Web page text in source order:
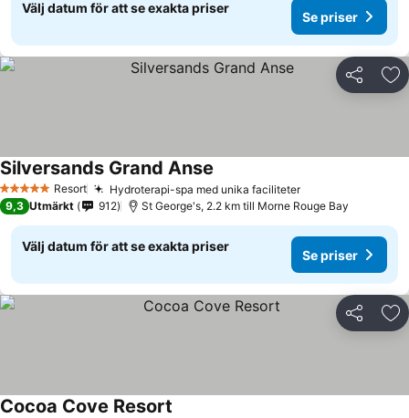
Välj datum för att se exakta priser
Se priser
Dela
5 Stjärnor Resort Hydroterapi-spa med unika faciliteter
Silversands Grand Anse
9,3 Utmärkt 912 St George's, 2.2 km till Morne Rouge Bay
Välj datum för att se exakta priser
Se priser
Dela
Cocoa Cove Resort